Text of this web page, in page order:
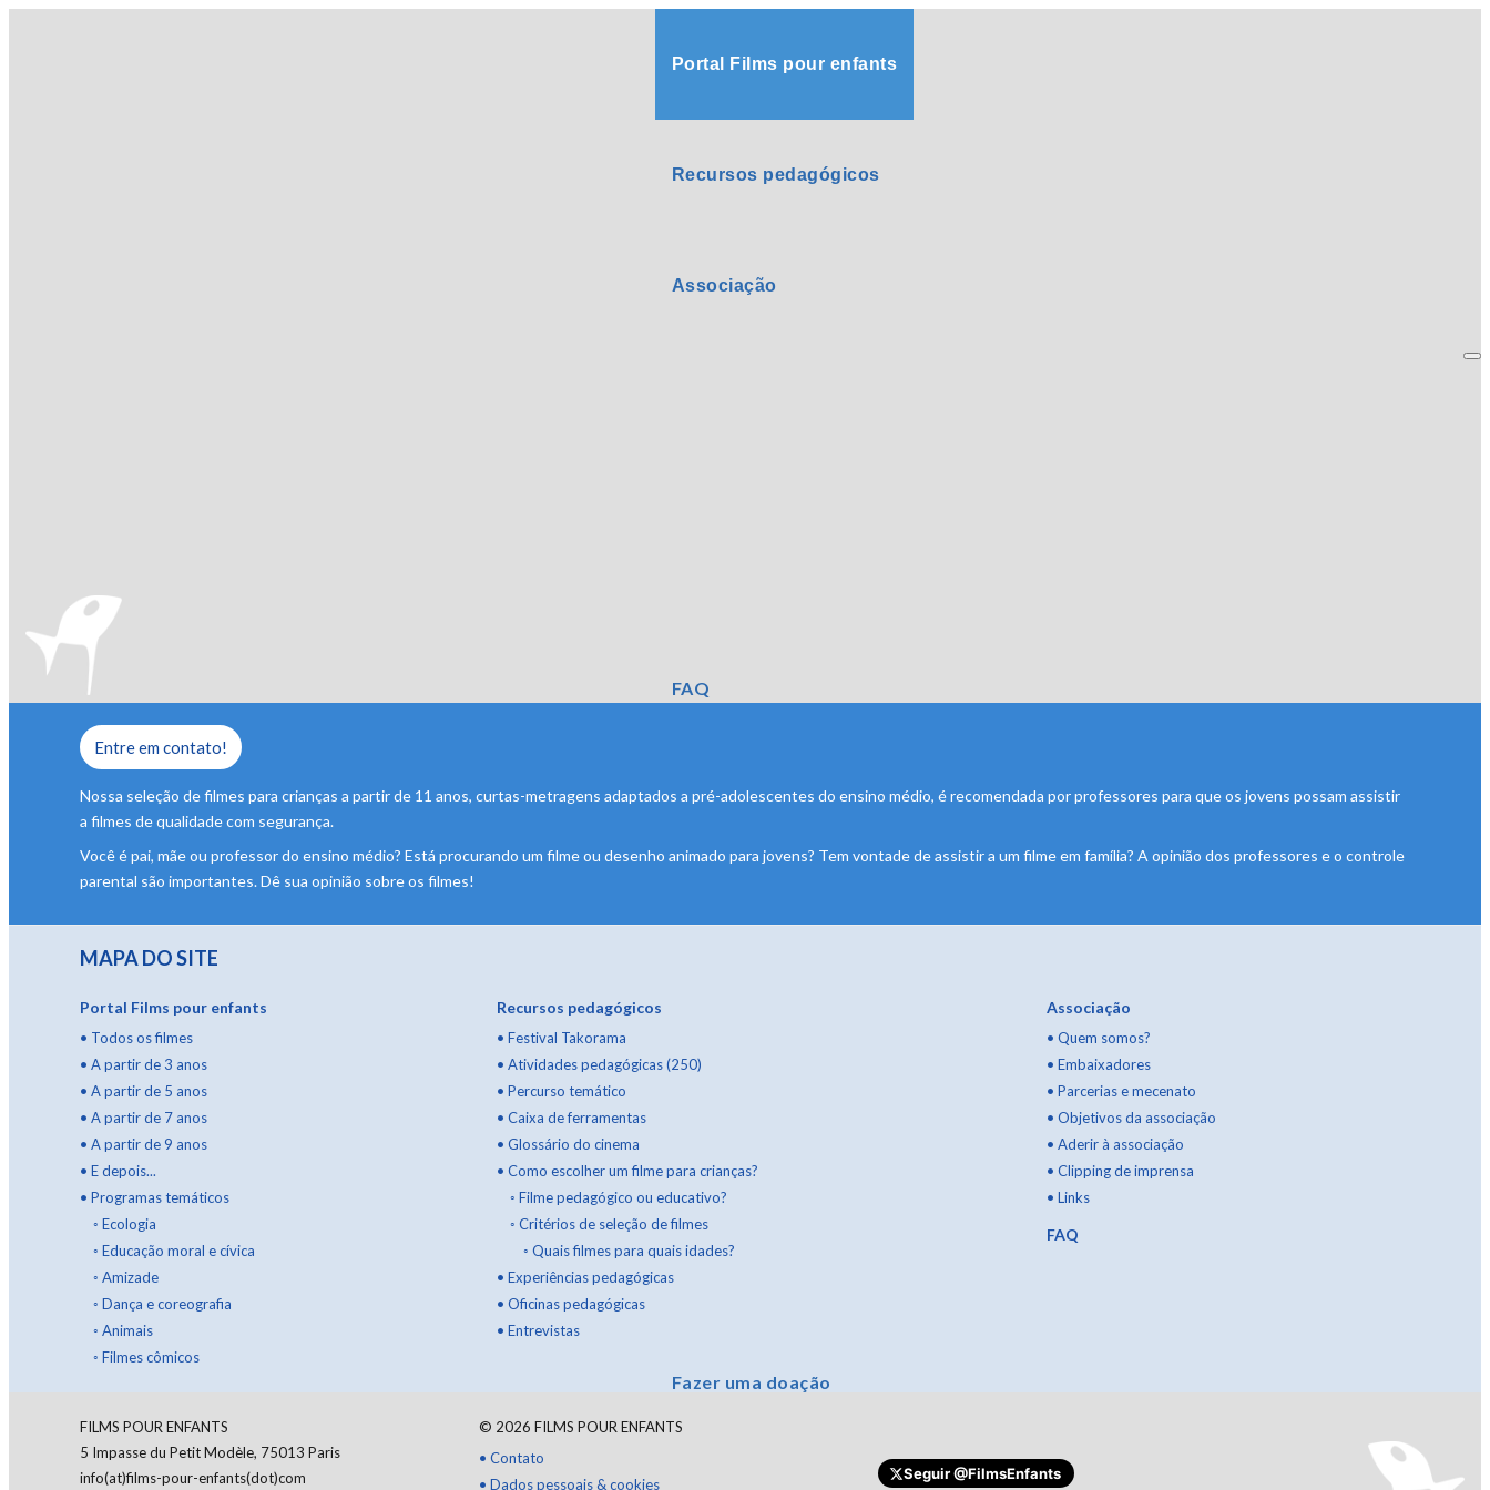
Portal Films pour enfants
Recursos pedagógicos
Associação
FAQ
Fazer uma doação
Entre em contato!
Nossa seleção de filmes para crianças a partir de 11 anos, curtas-metragens adaptados a pré-adolescentes do ensino médio, é recomendada por professores para que os jovens possam assistir
a filmes de qualidade com segurança.
Você é pai, mãe ou professor do ensino médio? Está procurando um filme ou desenho animado para jovens? Tem vontade de assistir a um filme em família? A opinião dos professores e o controle
parental são importantes. Dê sua opinião sobre os filmes!
MAPA DO SITE
Portal Films pour enfants
• Todos os filmes
• A partir de 3 anos
• A partir de 5 anos
• A partir de 7 anos
• A partir de 9 anos
• E depois...
• Programas temáticos
◦ Ecologia
◦ Educação moral e cívica
◦ Amizade
◦ Dança e coreografia
◦ Animais
◦ Filmes cômicos
Recursos pedagógicos
• Festival Takorama
• Atividades pedagógicas (250)
• Percurso temático
• Caixa de ferramentas
• Glossário do cinema
• Como escolher um filme para crianças?
◦ Filme pedagógico ou educativo?
◦ Critérios de seleção de filmes
◦ Quais filmes para quais idades?
• Experiências pedagógicas
• Oficinas pedagógicas
• Entrevistas
Associação
• Quem somos?
• Embaixadores
• Parcerias e mecenato
• Objetivos da associação
• Aderir à associação
• Clipping de imprensa
• Links
FAQ
FILMS POUR ENFANTS
5 Impasse du Petit Modèle, 75013 Paris
info(at)films-pour-enfants(dot)com
© 2026 FILMS POUR ENFANTS
• Contato
• Dados pessoais & cookies
Seguir@FilmsEnfants